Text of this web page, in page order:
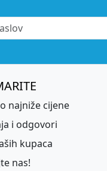
najniže cijene
i odgovori
kupaca
nas!